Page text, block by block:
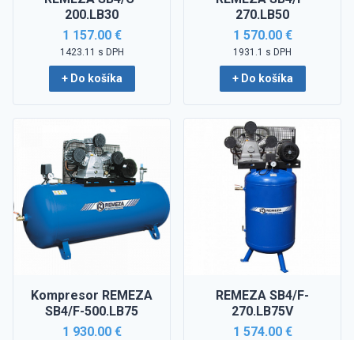
200.LB30
1 157.00 €
1423.11 s DPH
+ Do košíka
270.LB50
1 570.00 €
1931.1 s DPH
+ Do košíka
Kompresor REMEZA
SB4/F-500.LB75
1 930.00 €
REMEZA SB4/F-
270.LB75V
1 574.00 €